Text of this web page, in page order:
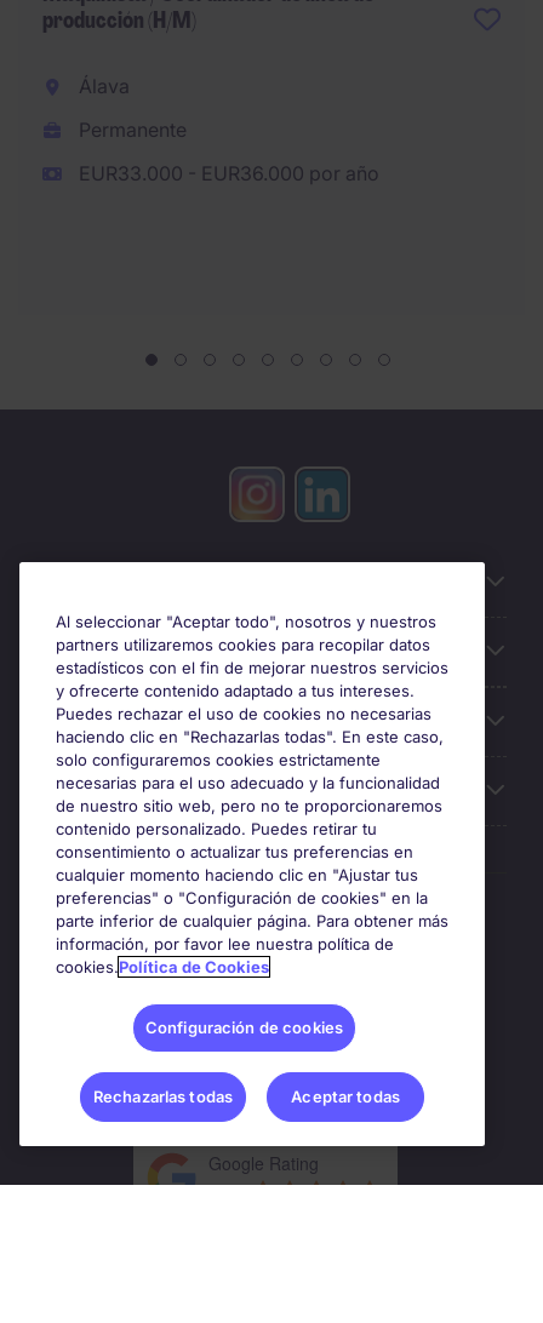
producción (H/M)
Álava
Permanente
EUR33.000 - EUR36.000 por año
Búsqueda de empleo
Oficinas
Sobre Michael Page
Premios y certificaciones
Google Rating
4.8
Al seleccionar "Aceptar todo", nosotros y nuestros
partners utilizaremos cookies para recopilar datos
estadísticos con el fin de mejorar nuestros servicios
y ofrecerte contenido adaptado a tus intereses.
Puedes rechazar el uso de cookies no necesarias
haciendo clic en "Rechazarlas todas". En este caso,
solo configuraremos cookies estrictamente
necesarias para el uso adecuado y la funcionalidad
de nuestro sitio web, pero no te proporcionaremos
contenido personalizado. Puedes retirar tu
consentimiento o actualizar tus preferencias en
cualquier momento haciendo clic en "Ajustar tus
preferencias" o "Configuración de cookies" en la
parte inferior de cualquier página. Para obtener más
información, por favor lee nuestra política de
cookies.Política de Cookies
Configuración de cookies
Rechazarlas todas Aceptar todas